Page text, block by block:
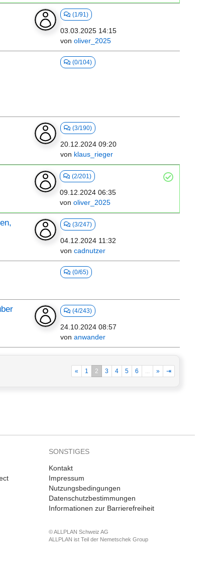
(1/91)
03.03.2025 14:15
von oliver_2025
(0/104)
(3/190)
20.12.2024 09:20
von klaus_rieger
(2/201)
09.12.2024 06:35
von oliver_2025
(3/247)
04.12.2024 11:32
von cadnutzer
(0/65)
(4/243)
24.10.2024 08:57
von anwander
« 1 2 3 4 5 6 ... » ⇥
SONSTIGES
Kontakt
Impressum
Nutzungsbedingungen
Datenschutzbestimmungen
Informationen zur Barrierefreiheit
© ALLPLAN Schweiz AG
ALLPLAN ist Teil der Nemetschek Group